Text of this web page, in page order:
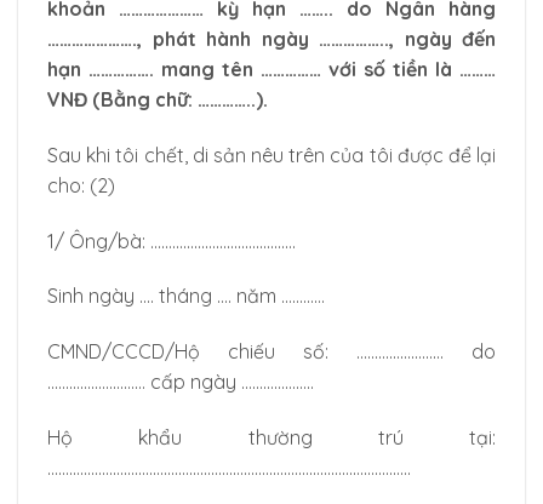
khoản ………………… kỳ hạn …….. do Ngân hàng
…………………., phát hành ngày …………….., ngày đến
hạn ……………. mang tên …………… với số tiền là ………
VNĐ (Bằng chữ: …………..).
Sau khi tôi chết, di sản nêu trên của tôi được để lại
cho: (2)
1/ Ông/bà: ………………………………….
Sinh ngày …. tháng …. năm …………
CMND/CCCD/Hộ chiếu số: …………………… do
……………………… cấp ngày ………………..
Hộ khẩu thường trú tại:
……………………………………………………………………………………….